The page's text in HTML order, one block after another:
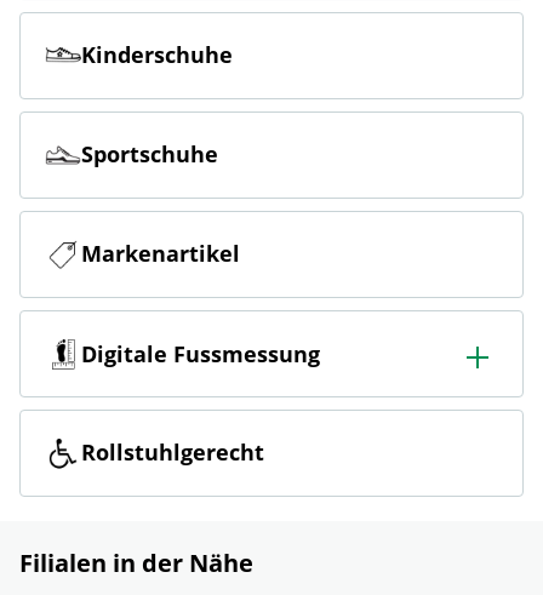
Kinderschuhe
Sportschuhe
Markenartikel
Digitale Fussmessung
Die richtige Schuhgrösse einfach in der Filiale messen
lassen
Rollstuhlgerecht
Filialen in der Nähe